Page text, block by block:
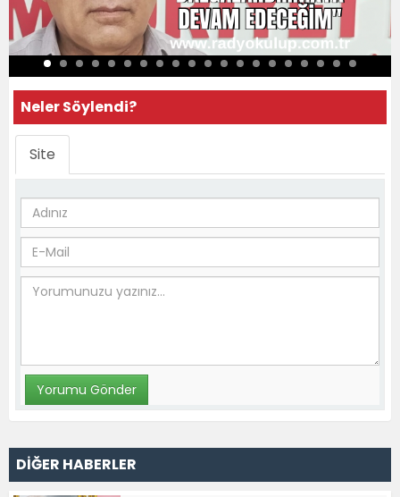
Neler Söylendi?
Site
DİĞER HABERLER